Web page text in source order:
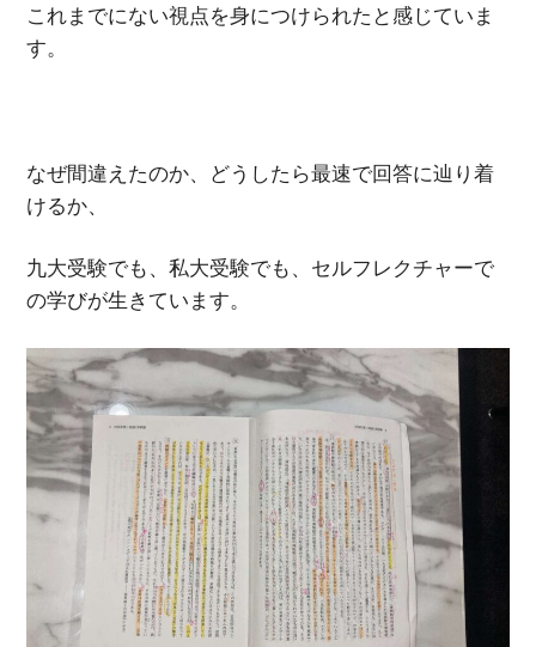
これまでにない視点を身につけられたと感じていま
す。
なぜ間違えたのか、どうしたら最速で回答に辿り着
けるか、
九大受験でも、私大受験でも、セルフレクチャーで
の学びが生きています。